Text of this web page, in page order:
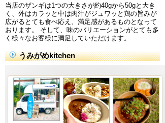
当店のザンギは1つの大きさが約40gから50gと大き
く、外はカラッと中は肉汁がジュワッと鶏の旨みが
広がるとても食べ応え、満足感があるものとなって
おります。 そして、味のバリエーションがとても多
く様々なお客様に満足していただけます。
うみがめkitchen